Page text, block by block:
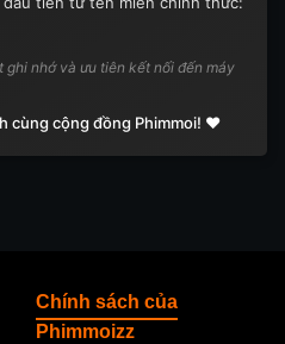
nhớ và ưu tiên kết nối đến máy
cùng cộng đồng Phimmoi! ❤️
Chính sách của
Phimmoizz